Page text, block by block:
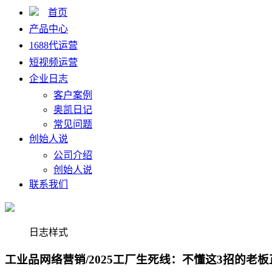
首页
产品中心
1688代运营
短视频运营
企业日志
客户案例
奥凯日记
常见问题
创始人说
公司介绍
创始人说
联系我们
日志样式
工业品网络营销/2025工厂生死线：不懂这3招的老板